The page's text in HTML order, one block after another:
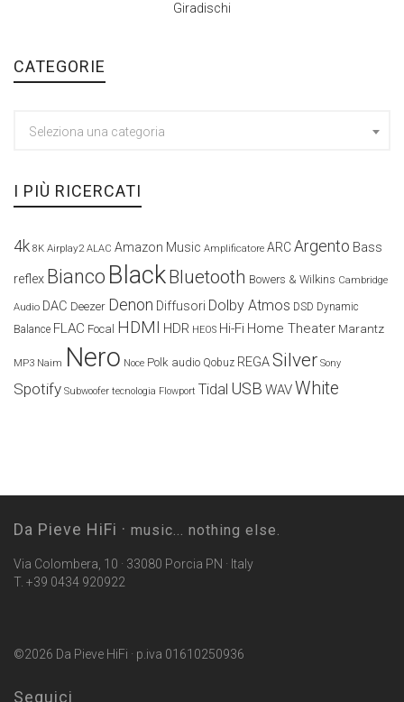
Giradischi
CATEGORIE
Seleziona una categoria
I PIÙ RICERCATI
4k 8K Airplay2 ALAC Amazon Music Amplificatore ARCArgento Bass
reflex Bianco BlackBluetooth Bowers & Wilkins Cambridge
Audio DAC Deezer Denon Diffusori Dolby Atmos DSD Dynamic
Balance FLAC Focal HDMI HDR HEOS Hi-Fi Home Theater Marantz
MP3 Naim Nero Noce Polk audio Qobuz REGASilver Sony
Spotify Subwoofer tecnologia Flowport Tidal USB WAVWhite
Da Pieve HiFi · music... nothing else.
Via Colombera, 10 · 33080 Porcia PN · Italy
T. +39 0434 920922
©2026 Da Pieve HiFi · p.iva 01610250936
Seguici